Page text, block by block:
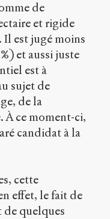
de
et rigide
Il est jugé moins
et aussi juste
est à
sujet de
de la
À ce moment-ci,
candidat à la
cette
effet, le fait de
de quelques